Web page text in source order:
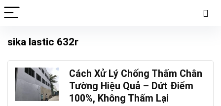
sika lastic 632r
Cách Xử Lý Chống Thấm Chân
Tường Hiệu Quả – Dứt Điểm
100%, Không Thấm Lại